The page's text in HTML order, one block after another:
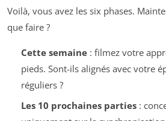
Voilà, vous avez les six phases.
que faire ?
Cette semaine: filmez votre
pieds. Sont-ils alignés avec votre
réguliers ?
Les 10 prochaines parties: